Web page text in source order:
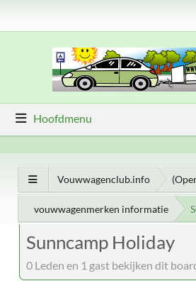
Hoofdmenu
Vouwwagenclub.info
vouwwagenmerken informatie
Sunncamp Holiday
0 Leden en 1 gast bekijken dit